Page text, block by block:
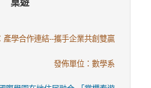
產學合作連結--攜手企業共創雙贏
發佈單位：數學系